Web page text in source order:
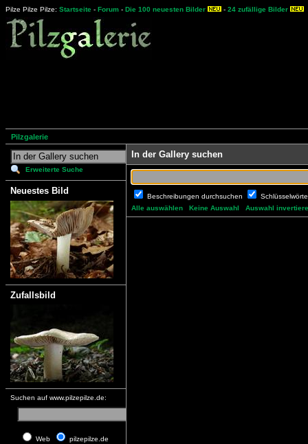
Pilze Pilze Pilze: Startseite - Forum - Die 100 neuesten Bilder - 24 zufällige Bilder
Pilzgalerie
Erweiterte Suche
Neuestes Bild
Zufallsbild
Suchen auf www.pilzepilze.de:
Web pilzepilze.de
In der Gallery suchen
Beschreibungen durchsuchen
Alle auswählen
Keine Auswahl Auswahl